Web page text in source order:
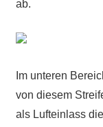
ab.
Im unteren
von diesem
als Lufteinlass